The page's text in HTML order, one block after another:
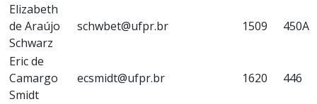
Elizabeth
de Araújo
Schwarz
schwbet@ufpr.br 1509 450A
Eric de
Camargo
Smidt
ecsmidt@ufpr.br 1620 446